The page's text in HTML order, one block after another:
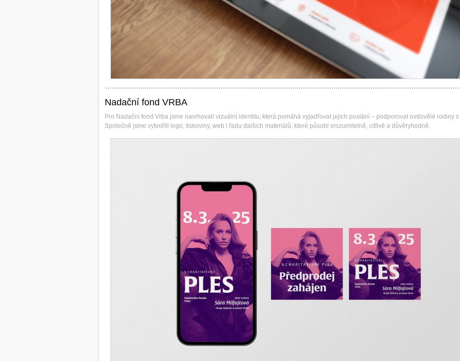
Nadační fond VRBA
Pro Nadační fond Vrba jsme navrhovali vizuální identitu, která pomáhá vyjadřovat jejich poslání – podporovat ovdovělé rodiny s
Společně jsme vytvořili logo, tiskoviny, web i řadu dalších materiálů, které působí srozumitelně, citlivě a důvěryhodně.